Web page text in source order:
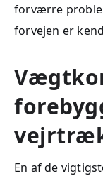
forværre
forvejen er
En af de